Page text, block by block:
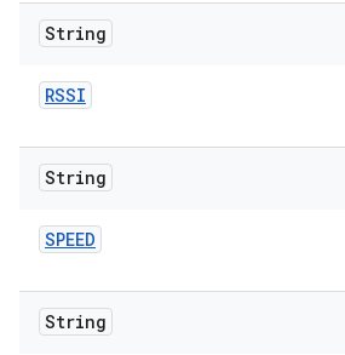
String
RSSI
String
SPEED
String